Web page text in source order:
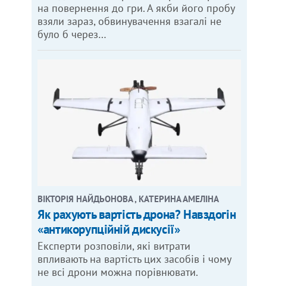
на повернення до гри. А якби його пробу
взяли зараз, обвинувачення взагалі не
було б через…
ВІКТОРІЯ НАЙДЬОНОВА , КАТЕРИНА АМЕЛІНА
Як рахують вартість дрона? Навздогін
«антикорупційній дискусії»
Експерти розповіли, які витрати
впливають на вартість цих засобів і чому
не всі дрони можна порівнювати.